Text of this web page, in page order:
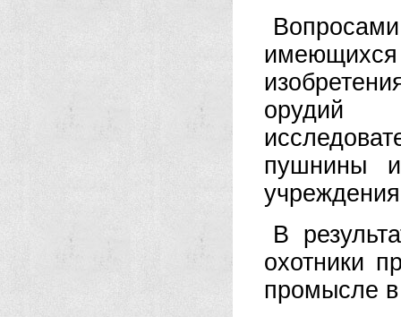
орудий
пушнины и
В
охотники
промысле